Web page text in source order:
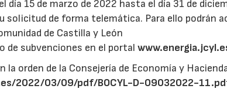
15 de marzo de 2022 hasta el día 31 de
de forma telemática. Para ello podrán
de Castilla y León
de subvenciones en el portal
orden de la Consejería de Economía y
2022/03/09/pdf/BOCYL-D-09032022-